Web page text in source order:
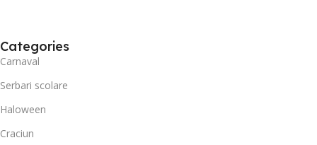
Categories
Carnaval
Serbari scolare
Haloween
Craciun